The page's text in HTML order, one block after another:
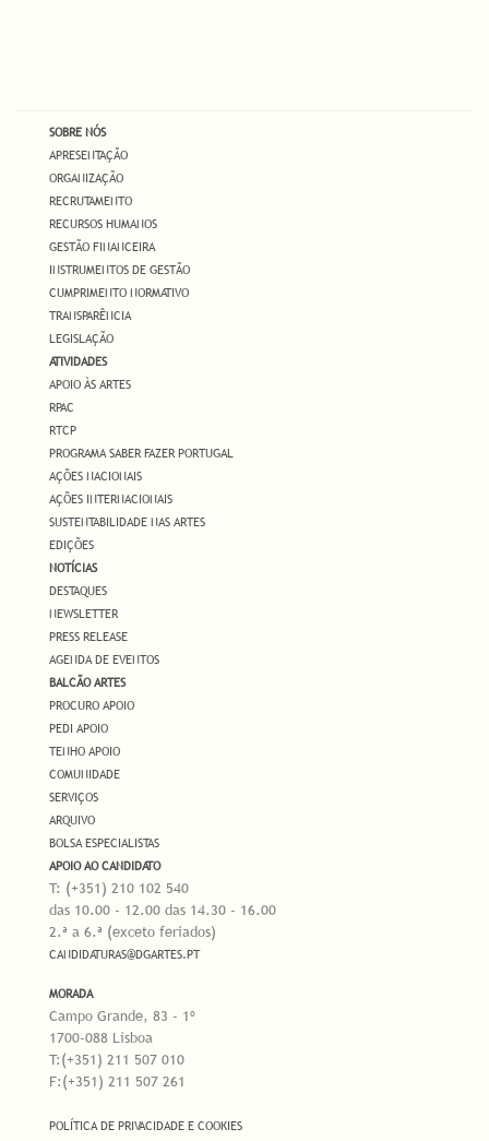
SOBRE NÓS
APRESENTAÇÃO
ORGANIZAÇÃO
RECRUTAMENTO
RECURSOS HUMANOS
GESTÃO FINANCEIRA
INSTRUMENTOS DE GESTÃO
CUMPRIMENTO NORMATIVO
TRANSPARÊNCIA
LEGISLAÇÃO
ATIVIDADES
APOIO ÀS ARTES
RPAC
RTCP
PROGRAMA SABER FAZER PORTUGAL
AÇÕES NACIONAIS
AÇÕES INTERNACIONAIS
SUSTENTABILIDADE NAS ARTES
EDIÇÕES
NOTÍCIAS
DESTAQUES
NEWSLETTER
PRESS RELEASE
AGENDA DE EVENTOS
BALCÃO ARTES
PROCURO APOIO
PEDI APOIO
TENHO APOIO
COMUNIDADE
SERVIÇOS
ARQUIVO
BOLSA ESPECIALISTAS
APOIO AO CANDIDATO
T: (+351) 210 102 540
das 10.00 - 12.00 das 14.30 - 16.00
2.ª a 6.ª (exceto feriados)
CANDIDATURAS@DGARTES.PT
MORADA
Campo Grande, 83 - 1º
1700-088 Lisboa
T:(+351) 211 507 010
F:(+351) 211 507 261
POLÍTICA DE PRIVACIDADE E COOKIES